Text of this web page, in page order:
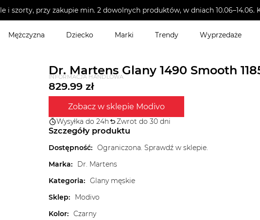
i szorty, przy zakupie min. 2 dowolnych produktów, w dniach 10.06–14.06.
Mężczyzna Dziecko Marki Trendy
Wyprzedaże
Dr. Martens Glany 1490 Smooth
INFORMACJA HANDLOWA
829.99 zł
Zobacz w sklepie Modivo
Wysyłka do 24h Zwrot do 30 dni
Szczegóły produktu
Dostępność: Ograniczona. Sprawdź w sklepie.
Marka:
Dr. Martens
Kategoria: Glany męskie
Sklep:
Modivo
Kolor: Czarny